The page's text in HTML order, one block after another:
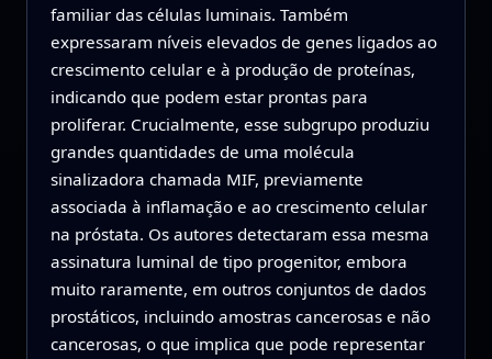
familiar das células luminais. Também
expressaram níveis elevados de genes ligados ao
crescimento celular e à produção de proteínas,
indicando que podem estar prontas para
proliferar. Crucialmente, esse subgrupo produziu
grandes quantidades de uma molécula
sinalizadora chamada MIF, previamente
associada à inflamação e ao crescimento celular
na próstata. Os autores detectaram essa mesma
assinatura luminal de tipo progenitor, embora
muito raramente, em outros conjuntos de dados
prostáticos, incluindo amostras cancerosas e não
cancerosas, o que implica que pode representar